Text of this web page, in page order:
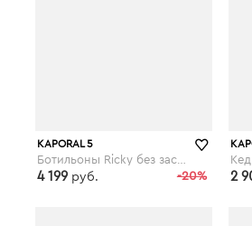
KAPORAL 5
-20%
4 199 руб. 2